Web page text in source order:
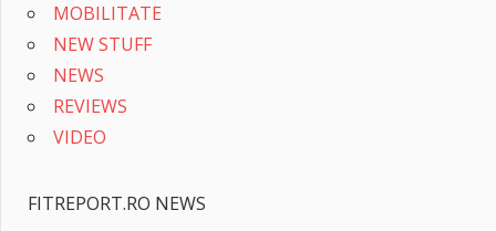
MOBILITATE
NEW STUFF
NEWS
REVIEWS
VIDEO
FITREPORT.RO NEWS